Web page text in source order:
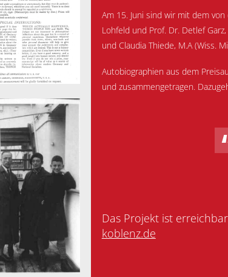
Am 15. Juni sind wir mit dem
Lohfeld und Prof. Dr. Detlef
und Claudia Thiede, M.A (Wiss.
Autobiographien aus dem
und zusammengetragen.
Das Projekt ist
koblenz.de